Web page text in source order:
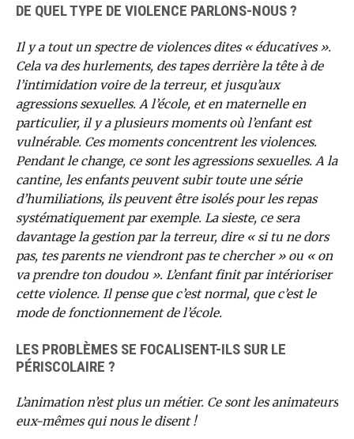
DE QUEL TYPE DE VIOLENCE PARLONS-NOUS ?
Il y a tout un spectre de violences dites « éducatives ».
Cela va des hurlements, des tapes derrière la tête à de
l’intimidation voire de la terreur, et jusqu’aux
agressions sexuelles. A l’école, et en maternelle en
particulier, il y a plusieurs moments où l’enfant est
vulnérable. Ces moments concentrent les violences.
Pendant le change, ce sont les agressions sexuelles. A la
cantine, les enfants peuvent subir toute une série
d’humiliations, ils peuvent être isolés pour les repas
systématiquement par exemple. La sieste, ce sera
davantage la gestion par la terreur, dire « si tu ne dors
pas, tes parents ne viendront pas te chercher » ou « on
va prendre ton doudou ». L’enfant finit par intérioriser
cette violence. Il pense que c’est normal, que c’est le
mode de fonctionnement de l’école.
LES PROBLÈMES SE FOCALISENT-ILS SUR LE
PÉRISCOLAIRE ?
L’animation n’est plus un métier. Ce sont les animateurs
eux-mêmes qui nous le disent !